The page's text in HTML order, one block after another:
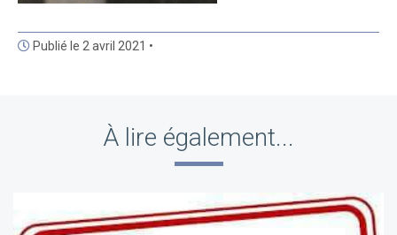
Publié le 2 avril 2021 •
À lire également...